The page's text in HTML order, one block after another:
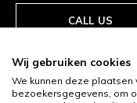
CALL US
Wij gebruiken cookies
We kunnen deze plaatsen
bezoekersgegevens, om